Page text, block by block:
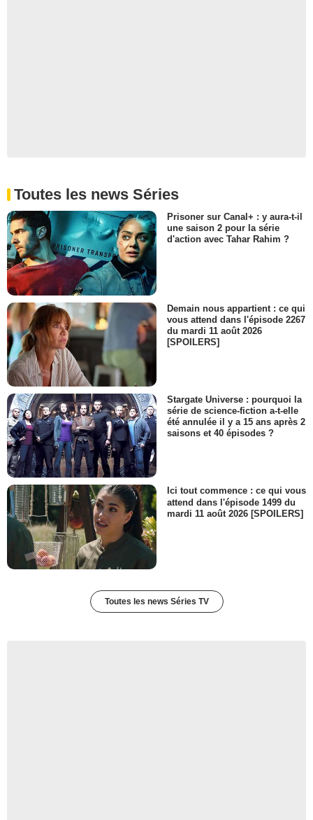
Toutes les news Séries
Prisoner sur Canal+ : y aura-t-il
une saison 2 pour la série
d'action avec Tahar Rahim ?
Demain nous appartient : ce qui
vous attend dans l'épisode 2267
du mardi 11 août 2026
[SPOILERS]
Stargate Universe : pourquoi la
série de science-fiction a-t-elle
été annulée il y a 15 ans après 2
saisons et 40 épisodes ?
Ici tout commence : ce qui vous
attend dans l'épisode 1499 du
mardi 11 août 2026 [SPOILERS]
Toutes les news Séries TV